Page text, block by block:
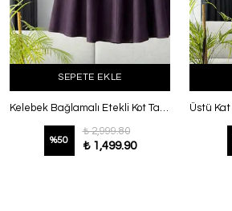
SEPETE EKLE
Kelebek Bağlamalı Etekli Kot Takım Mor
%50
₺ 2,999.80
₺ 1,499.90